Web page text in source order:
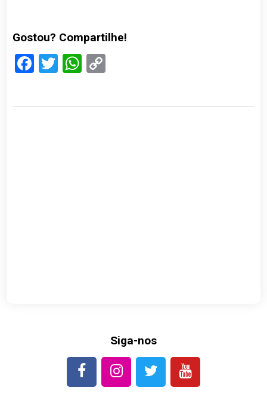
Gostou? Compartilhe!
Facebook
TwitterWhatsApp
Siga-nos